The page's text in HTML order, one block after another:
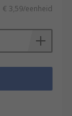
€ 3,59/eenheid